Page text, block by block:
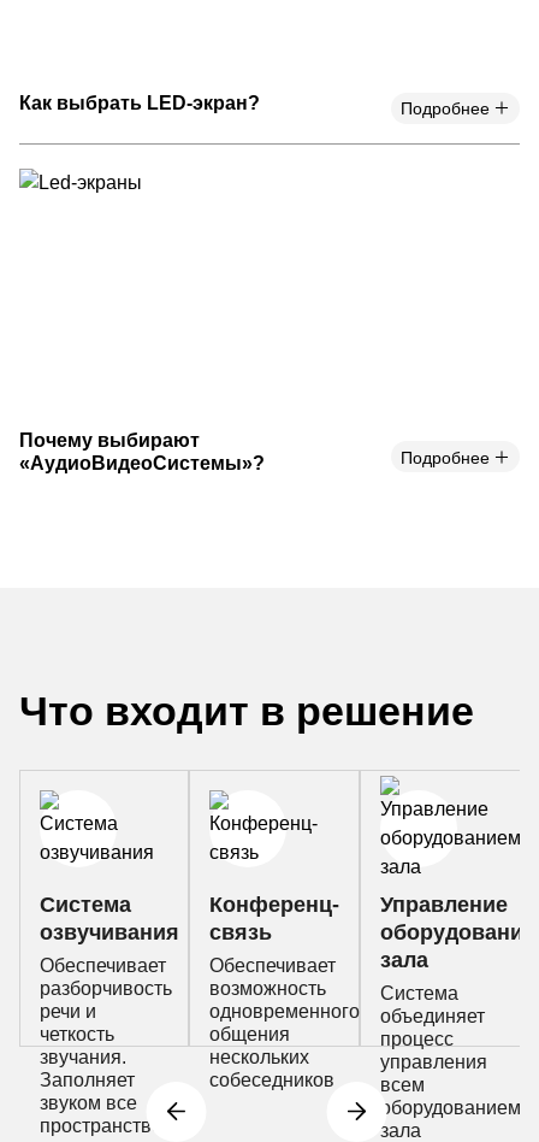
Как выбрать LED-экран? Подробнее
Почему выбирают
«АудиоВидеоСистемы»?
Подробнее
Что входит в решение
Система
озвучивания
Обеспечивает
разборчивость
речи и
четкость
звучания.
Заполняет
звуком все
пространство
Конференц-
связь
Обеспечивает
возможность
одновременного
общения
нескольких
собеседников
Управление
зала
Система
объединяет
процесс
управления
всем
оборудованием
зала